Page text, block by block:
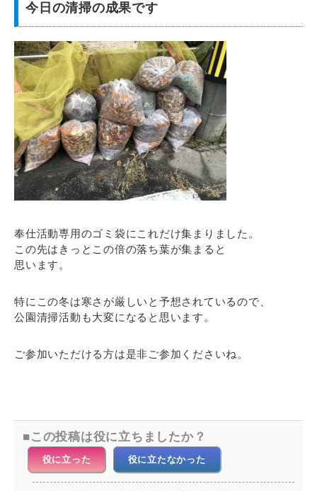
今日の清掃の成果です
奉仕活動専用のゴミ袋にこれだけ集まりました。
この先はきっとこの倍の落ち葉が集まると
思います。
特にこの冬は寒さが厳しいと予想されているので、
公園清掃活動も大変になると思います。
ご参加いただける方は是非ご参加くださいね。
この投稿は役に立ちましたか？
役に立った 役に立たなかった